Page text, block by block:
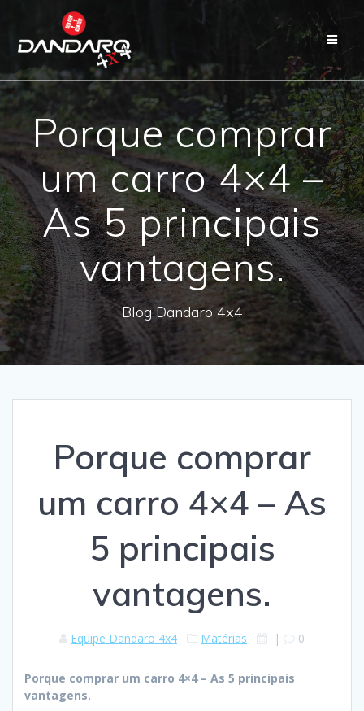
Porque comprar
um carro 4×4 –
As 5 principais
vantagens.
Blog Dandaro 4x4
Porque comprar
um carro 4×4 – As
5 principais
vantagens.
Equipe Dandaro 4x4 Matérias | 0
Porque comprar um carro 4×4 – As 5 principais
vantagens.